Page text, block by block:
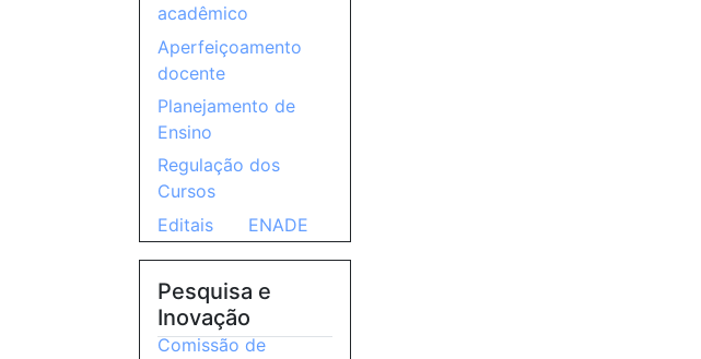
acadêmico
Aperfeiçoamento
docente
Planejamento de
Ensino
Regulação dos
Cursos
Editais
ENADE
Pesquisa e
Inovação
Comissão de